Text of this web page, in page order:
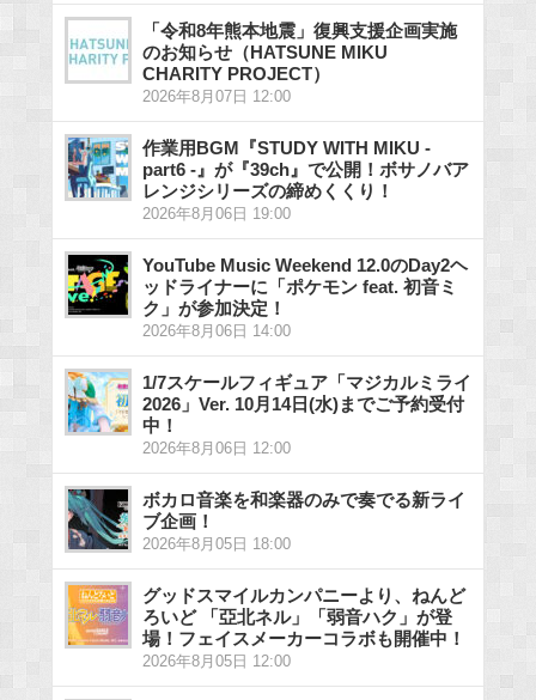
「令和8年熊本地震」復興支援企画実施
のお知らせ（HATSUNE MIKU
CHARITY PROJECT）
2026年8月07日 12:00
作業用BGM『STUDY WITH MIKU -
part6 -』が『39ch』で公開！ボサノバア
レンジシリーズの締めくくり！
2026年8月06日 19:00
YouTube Music Weekend 12.0のDay2ヘ
ッドライナーに「ポケモン feat. 初音ミ
ク」が参加決定！
2026年8月06日 14:00
1/7スケールフィギュア「マジカルミライ
2026」Ver. 10月14日(水)までご予約受付
中！
2026年8月06日 12:00
ボカロ音楽を和楽器のみで奏でる新ライ
ブ企画！
2026年8月05日 18:00
グッドスマイルカンパニーより、ねんど
ろいど 「亞北ネル」「弱音ハク」が登
場！フェイスメーカーコラボも開催中！
2026年8月05日 12:00